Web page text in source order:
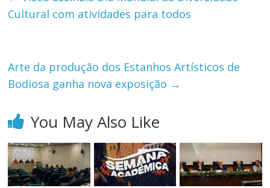
Cultural com atividades para todos
Arte da produção dos Estanhos Artísticos de
Bodiosa ganha nova exposição →
You May Also Like